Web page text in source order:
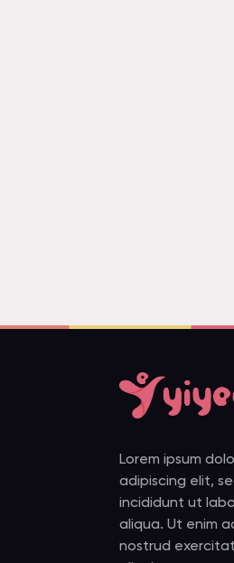
Lorem ipsum
adipiscing elit,
incididunt ut
aliqua. Ut enim
nostrud